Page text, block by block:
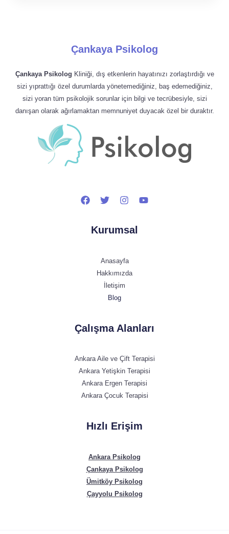
Çankaya Psikolog
Çankaya Psikolog Kliniği, dış etkenlerin hayatınızı zorlaştırdığı ve
sizi yıprattığı özel durumlarda yönetemediğiniz, baş edemediğiniz,
sizi yoran tüm psikolojik sorunlar için bilgi ve tecrübesiyle, sizi
danışan olarak ağırlamaktan memnuniyet duyacak özel bir duraktır.
Kurumsal
Anasayfa
Hakkımızda
İletişim
Blog
Çalışma Alanları
Ankara Aile ve Çift Terapisi
Ankara Yetişkin Terapisi
Ankara Ergen Terapisi
Ankara Çocuk Terapisi
Hızlı Erişim
Ankara Psikolog
Çankaya Psikolog
Ümitköy Psikolog
Çayyolu Psikolog